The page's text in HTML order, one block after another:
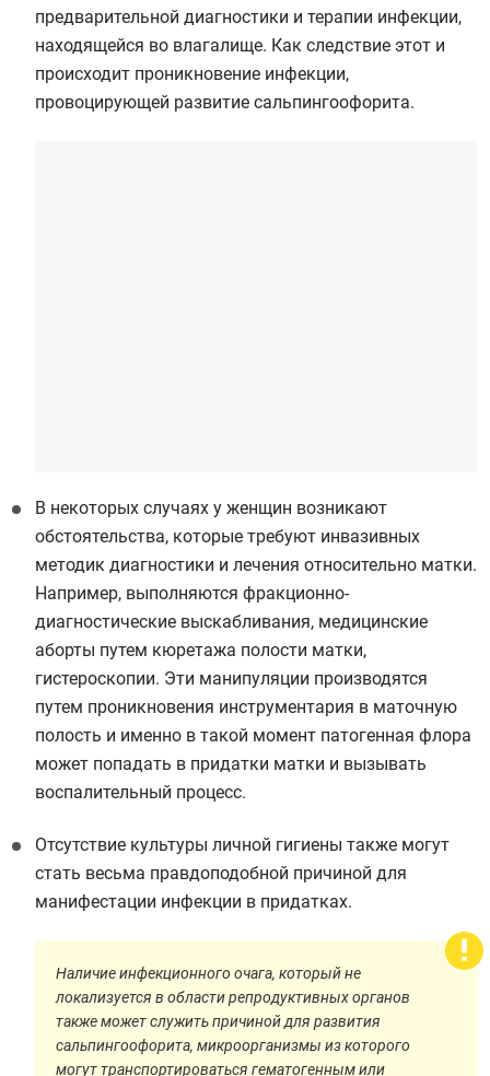
предварительной диагностики и терапии инфекции,
находящейся во влагалище. Как следствие этот и
происходит проникновение инфекции,
провоцирующей развитие сальпингоофорита.
В некоторых случаях у женщин возникают
обстоятельства, которые требуют инвазивных
методик диагностики и лечения относительно матки.
Например, выполняются фракционно-
диагностические выскабливания, медицинские
аборты путем кюретажа полости матки,
гистероскопии. Эти манипуляции производятся
путем проникновения инструментария в маточную
полость и именно в такой момент патогенная флора
может попадать в придатки матки и вызывать
воспалительный процесс.
Отсутствие культуры личной гигиены также могут
стать весьма правдоподобной причиной для
манифестации инфекции в придатках.
Наличие инфекционного очага, который не
локализуется в области репродуктивных органов
также может служить причиной для развития
сальпингоофорита, микроорганизмы из которого
могут транспортироваться гематогенным или